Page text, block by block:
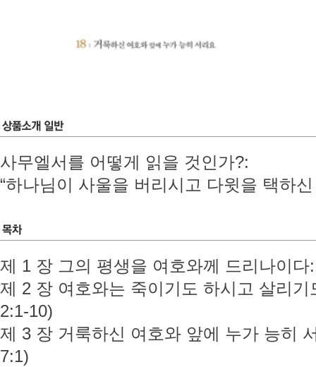
사무엘서를 어떻게 읽을 것인가?:
“하나님이 사울을 버리시고 다윗을 택하
제 1 장 그의 평생을 여호와께 드리나이
제 2 장 여호와는 죽이기도 하시고 살리
2:1-10)
제 3 장 거룩하신 여호와 앞에 누가 능히
7:1)